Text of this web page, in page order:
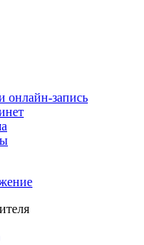
онлайн-запись